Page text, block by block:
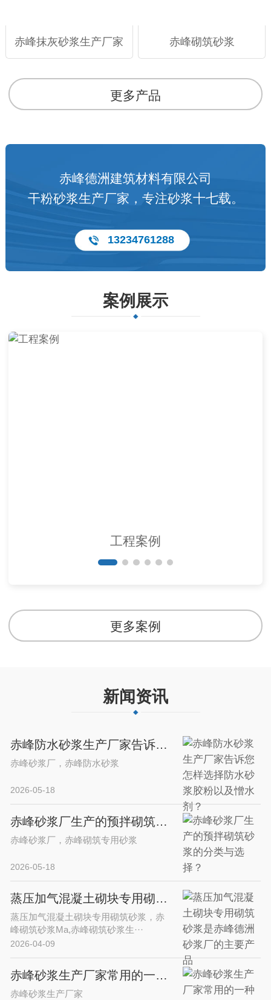
赤峰抹灰砂浆生产厂家 赤峰砌筑砂浆
更多产品
赤峰德洲建筑材料有限公司
干粉砂浆生产厂家，专注砂浆十七载。
13234761288
案例展示
工程案例
更多案例
新闻资讯
赤峰防水砂浆生产厂家告诉您怎样选择防水砂浆胶粉以及憎水剂？
赤峰砂浆厂，赤峰防水砂浆
2026-05-18
赤峰砂浆厂生产的预拌砌筑砂浆的分类与选择？
赤峰砂浆厂，赤峰砌筑专用砂浆
2026-05-18
蒸压加气混凝土砌块专用砌筑砂浆是赤峰德洲砂浆厂的主要产品
蒸压加气混凝土砌块专用砌筑砂浆，赤
峰砌筑砂浆Ma,赤峰砌筑砂浆生···
2026-04-09
赤峰砂浆生产厂家常用的一种提高水泥砂浆早期强度的常用添加剂-甲酸钙
赤峰砂浆生产厂家